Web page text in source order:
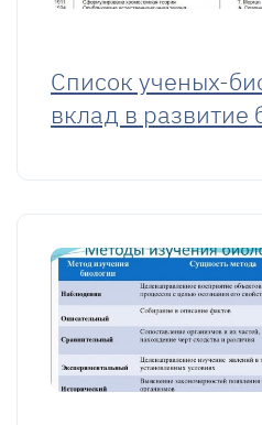
Список ученых-
вклад в развитие